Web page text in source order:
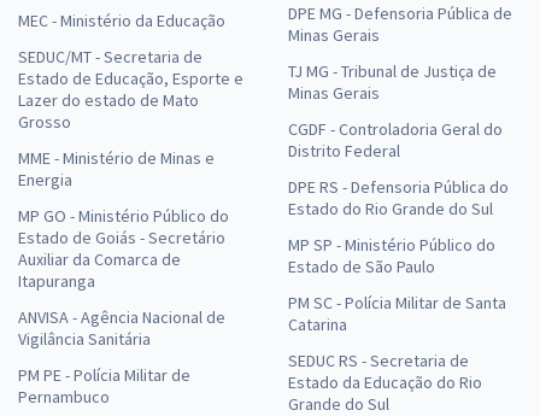
MEC - Ministério da Educação
SEDUC/MT - Secretaria de
Estado de Educação, Esporte e
Lazer do estado de Mato
Grosso
MME - Ministério de Minas e
Energia
MP GO - Ministério Público do
Estado de Goiás - Secretário
Auxiliar da Comarca de
Itapuranga
ANVISA - Agência Nacional de
Vigilância Sanitária
PM PE - Polícia Militar de
Pernambuco
DPE MG - Defensoria Pública de
Minas Gerais
TJ MG - Tribunal de Justiça de
Minas Gerais
CGDF - Controladoria Geral do
Distrito Federal
DPE RS - Defensoria Pública do
Estado do Rio Grande do Sul
MP SP - Ministério Público do
Estado de São Paulo
PM SC - Polícia Militar de Santa
Catarina
SEDUC RS - Secretaria de
Estado da Educação do Rio
Grande do Sul